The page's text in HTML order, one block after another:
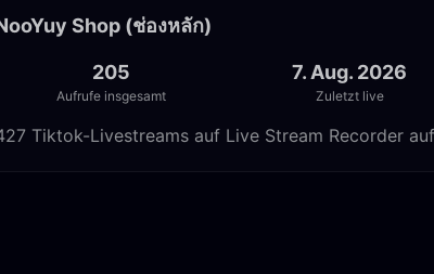
Shop (ช่องหลัก)
205
Aufrufe insgesamt
7. Aug. 2026
Zuletzt live
Tiktok-Livestreams auf Live Stream Recorder